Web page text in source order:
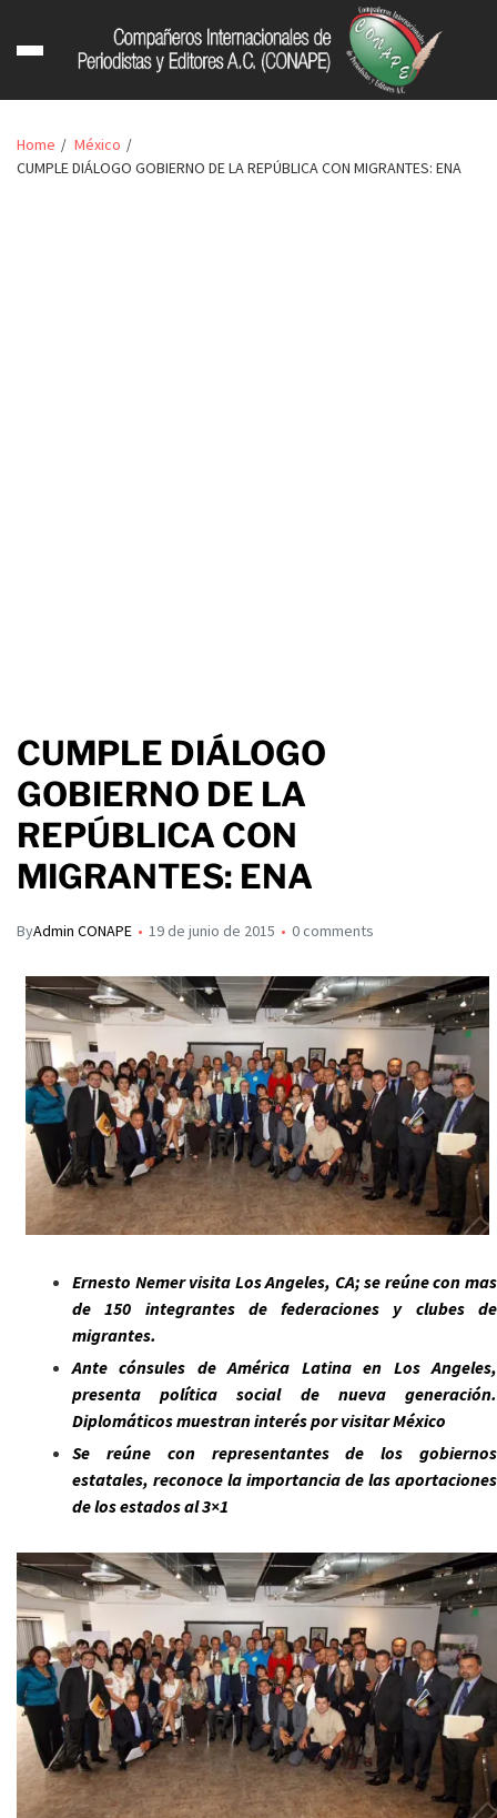
Home
México
CUMPLE DIÁLOGO GOBIERNO DE LA REPÚBLICA CON MIGRANTES: ENA
CUMPLE DIÁLOGO
GOBIERNO DE LA
REPÚBLICA CON
MIGRANTES: ENA
ByAdmin CONAPE 19 de junio de 2015 0 comments
Ernesto Nemer visita Los Angeles, CA; se reúne con mas
de 150 integrantes de federaciones y clubes de
migrantes.
Ante cónsules de América Latina en Los Angeles,
presenta política social de nueva generación.
Diplomáticos muestran interés por visitar México
Se reúne con representantes de los gobiernos
estatales, reconoce la importancia de las aportaciones
de los estados al 3×1